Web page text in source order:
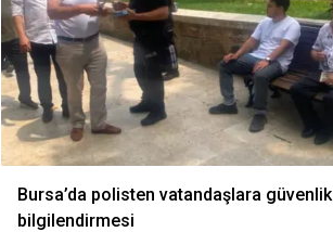
Bursa’da polisten vatandaşlara güvenlik
bilgilendirmesi